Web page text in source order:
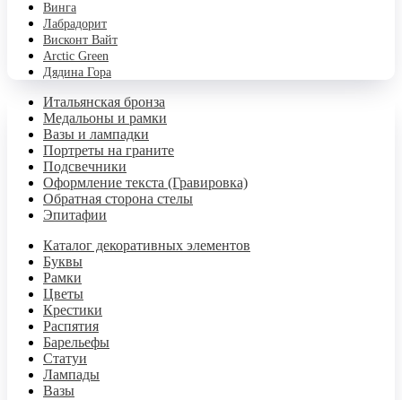
Винга
Лабрадорит
Висконт Вайт
Аrctic Green
Дядина Гора
Итальянская бронза
Медальоны и рамки
Вазы и лампадки
Портреты на граните
Подсвечники
Оформление текста (Гравировка)
Обратная сторона стелы
Эпитафии
Каталог декоративных элементов
Буквы
Рамки
Цветы
Крестики
Распятия
Барельефы
Статуи
Лампады
Вазы